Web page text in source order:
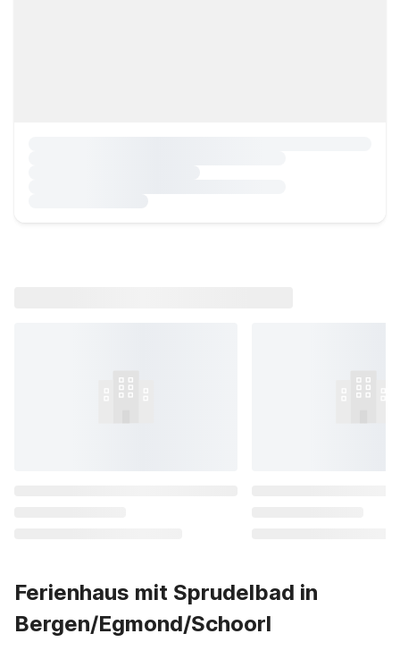
Ferienhaus mit Sprudelbad in
Bergen/Egmond/Schoorl